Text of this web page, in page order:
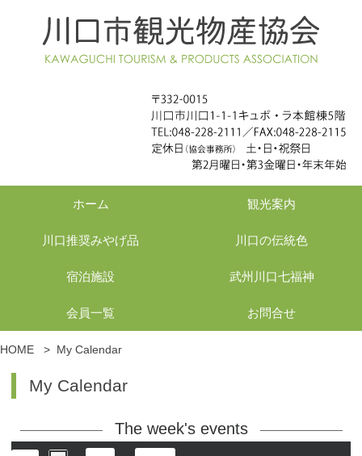
ホーム 観光案内
川口推奨みやげ品 川口の伝統色
宿泊施設 武州川口七福神
会員一覧 お問合せ
HOME > My Calendar
My Calendar
The week's events